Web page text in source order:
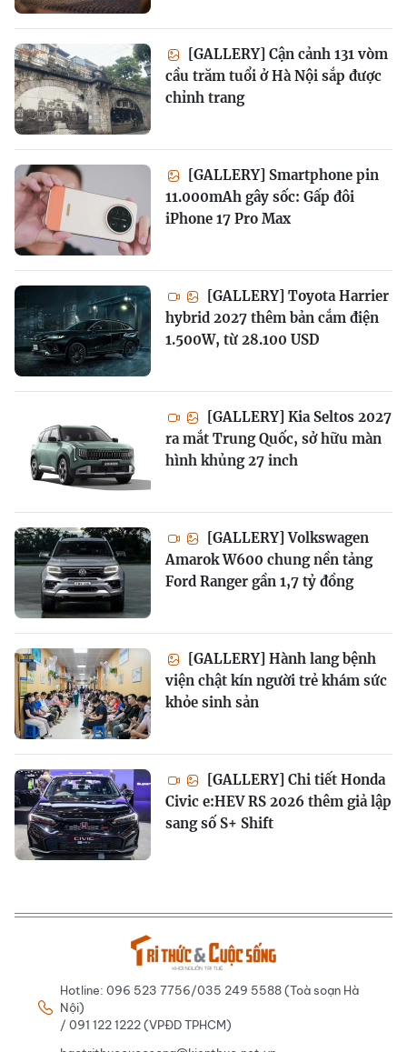
[GALLERY] Cận cảnh 131 vòm
cầu trăm tuổi ở Hà Nội sắp được
chỉnh trang
[GALLERY] Smartphone pin
11.000mAh gây sốc: Gấp đôi
iPhone 17 Pro Max
[GALLERY] Toyota Harrier
hybrid 2027 thêm bản cắm điện
1.500W, từ 28.100 USD
[GALLERY] Kia Seltos 2027
ra mắt Trung Quốc, sở hữu màn
hình khủng 27 inch
[GALLERY] Volkswagen
Amarok W600 chung nền tảng
Ford Ranger gần 1,7 tỷ đồng
[GALLERY] Hành lang bệnh
viện chật kín người trẻ khám sức
khỏe sinh sản
[GALLERY] Chi tiết Honda
Civic e:HEV RS 2026 thêm giả lập
sang số S+ Shift
Hotline: 096 523 7756/035 249 5588 (Toà soạn Hà
Nội)
/ 091 122 1222 (VPĐD TPHCM)